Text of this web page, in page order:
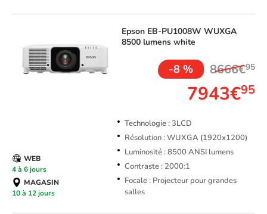
Epson EB-PU1008W WUXGA
8500 lumens white
-8 % 8666€95
7943€95
Technologie : 3LCD
Résolution : WUXGA (1920x1200)
Luminosité : 8500 ANSI lumens
Contraste : 2000:1
Focale : Projecteur pour grandes
salles
WEB
4 à 6 jours
MAGASIN
10 à 12 jours